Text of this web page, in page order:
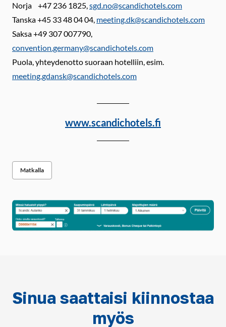
Norja +47 236 1825,sgd.no@scandichotels.com
Tanska +45 33 48 04 04, meeting.dk@scandichotels.com
Saksa +49 307 007790,
convention.germany@scandichotels.com
Puola, yhteydenotto suoraan hotelliin, esim.
meeting.gdansk@scandichotels.com
www.scandichotels.fi
Matkalla
Sinua saattaisi kiinnostaa
myös